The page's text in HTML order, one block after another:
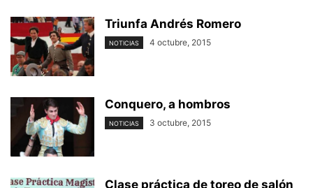
Triunfa Andrés Romero
NOTICIAS 4 octubre, 2015
Conquero, a hombros
NOTICIAS 3 octubre, 2015
Clase práctica de toreo de salón